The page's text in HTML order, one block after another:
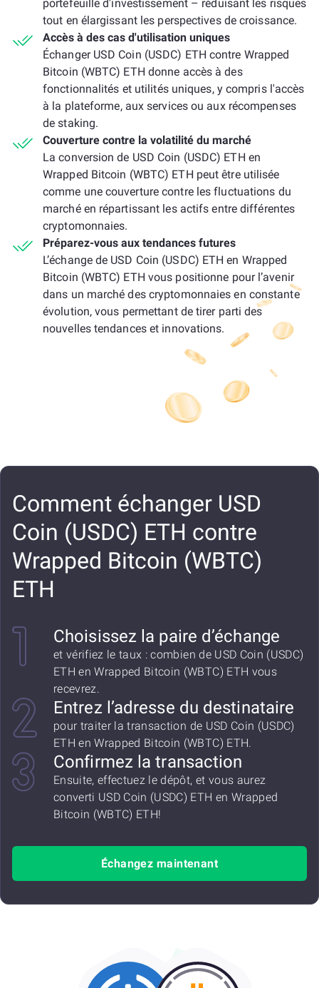
portefeuille d'investissement – réduisant les risques
tout en élargissant les perspectives de croissance.
Accès à des cas d'utilisation uniques
Échanger USD Coin (USDC) ETH contre Wrapped
Bitcoin (WBTC) ETH donne accès à des
fonctionnalités et utilités uniques, y compris l'accès
à la plateforme, aux services ou aux récompenses
de staking.
Couverture contre la volatilité du marché
La conversion de USD Coin (USDC) ETH en
Wrapped Bitcoin (WBTC) ETH peut être utilisée
comme une couverture contre les fluctuations du
marché en répartissant les actifs entre différentes
cryptomonnaies.
Préparez-vous aux tendances futures
L’échange de USD Coin (USDC) ETH en Wrapped
Bitcoin (WBTC) ETH vous positionne pour l’avenir
dans un marché des cryptomonnaies en constante
évolution, vous permettant de tirer parti des
nouvelles tendances et innovations.
Comment échanger USD
Coin (USDC) ETH contre
Wrapped Bitcoin (WBTC)
ETH
Choisissez la paire d’échange
et vérifiez le taux : combien de USD Coin (USDC)
ETH en Wrapped Bitcoin (WBTC) ETH vous
recevrez.
Entrez l’adresse du destinataire
pour traiter la transaction de USD Coin (USDC)
ETH en Wrapped Bitcoin (WBTC) ETH.
Confirmez la transaction
Ensuite, effectuez le dépôt, et vous aurez
converti USD Coin (USDC) ETH en Wrapped
Bitcoin (WBTC) ETH!
Échangez maintenant